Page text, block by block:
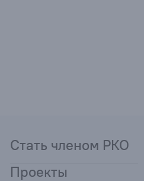
Стать членом РКО
Проекты